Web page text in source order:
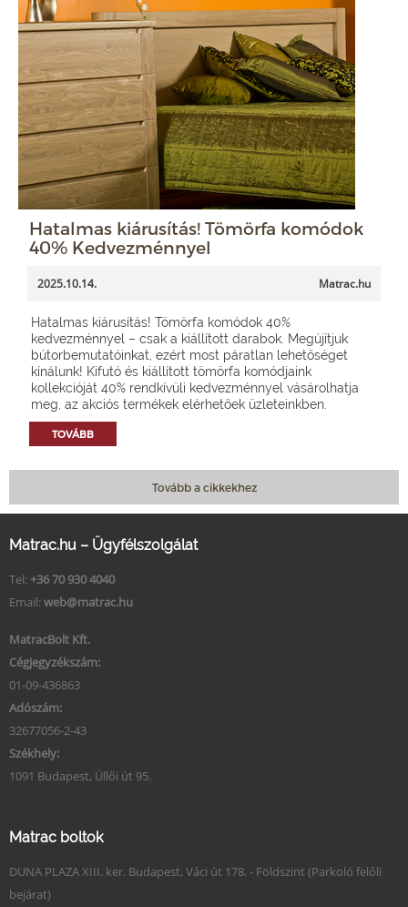
Hatalmas kiárusítás! Tömörfa komódok
40% Kedvezménnyel
2025.10.14. Matrac.hu
Hatalmas kiárusítás! Tömörfa komódok 40%
kedvezménnyel – csak a kiállított darabok. Megújítjuk
bútorbemutatóinkat, ezért most páratlan lehetőséget
kínálunk! Kifutó és kiállított tömörfa komódjaink
kollekcióját 40% rendkívüli kedvezménnyel vásárolhatja
meg, az akciós termékek elérhetőek üzleteinkben.
TOVÁBB
Tovább a cikkekhez
Matrac.hu – Ügyfélszolgálat
Tel: +36 70 930 4040
Email: web@matrac.hu
MatracBolt Kft.
Cégjegyzékszám:
01-09-436863
Adószám:
32677056-2-43
Székhely:
1091 Budapest, Üllői út 95.
Matrac boltok
DUNA PLAZA XIII. ker. Budapest, Váci út 178. - Földszint (Parkoló felőli
bejárat)